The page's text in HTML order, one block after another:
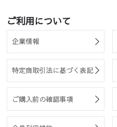
ご利用について
企業情報
特定商取引法に基づく表記
ご購入前の確認事項